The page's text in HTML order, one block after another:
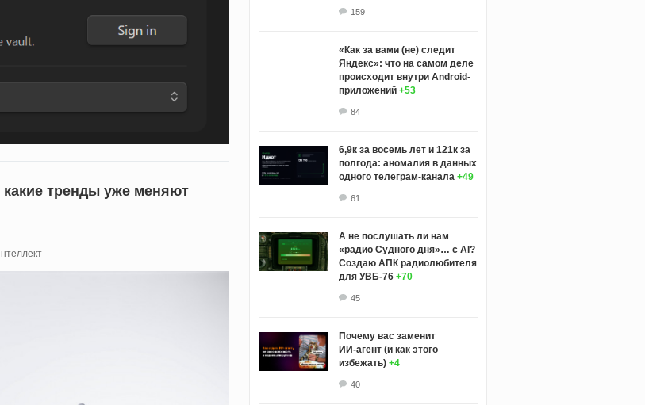
какие тренды уже меняют
159
«Как за вами (не) следит
Яндекс»: что на самом деле
происходит внутри Android-
приложений +53
84
6,9к за восемь лет и 121к за
полгода: аномалия в данных
одного телеграм-канала +49
61
А не послушать ли нам
«радио Судного дня»… с AI?
Создаю АПК радиолюбителя
для УВБ-76 +70
45
Почему вас заменит
ИИ‑агент (и как этого
избежать) +4
40